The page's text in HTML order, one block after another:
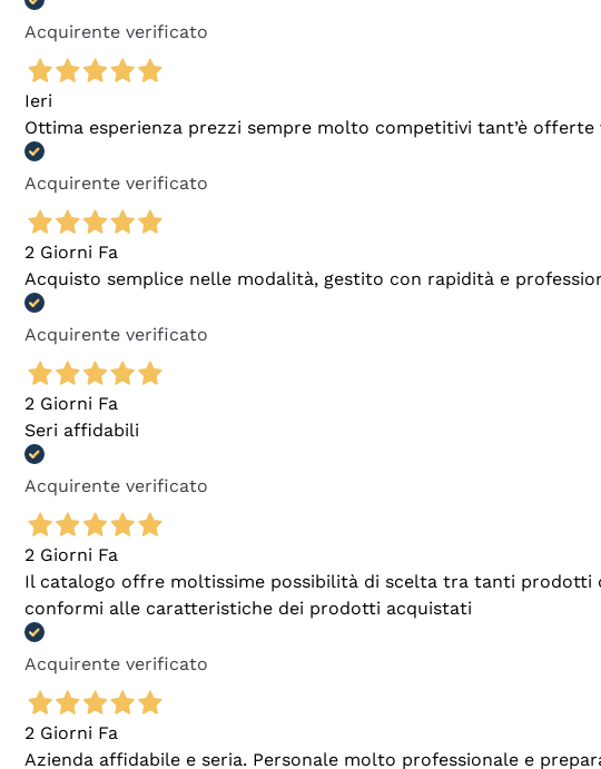
Acquirente verificato
Ieri
Ottima esperienza prezzi sempre molto competitivi tant’è offerte
Acquirente verificato
2 Giorni Fa
Acquisto semplice nelle modalità, gestito con rapidità e
Acquirente verificato
2 Giorni Fa
Seri affidabili
Acquirente verificato
2 Giorni Fa
Il catalogo offre moltissime possibilità di scelta tra tanti prodotti
conformi alle caratteristiche dei prodotti acquistati
Acquirente verificato
2 Giorni Fa
Azienda affidabile e seria. Personale molto professionale e